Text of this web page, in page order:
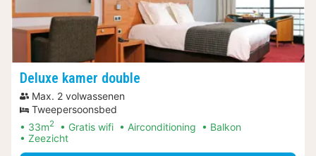
Deluxe kamer double
Max. 2 volwassenen
Tweepersoonsbed
33m2 Gratis wifi Airconditioning
Balkon
Zeezicht